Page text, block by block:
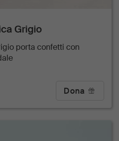
Grigio
porta confetti con
Dona